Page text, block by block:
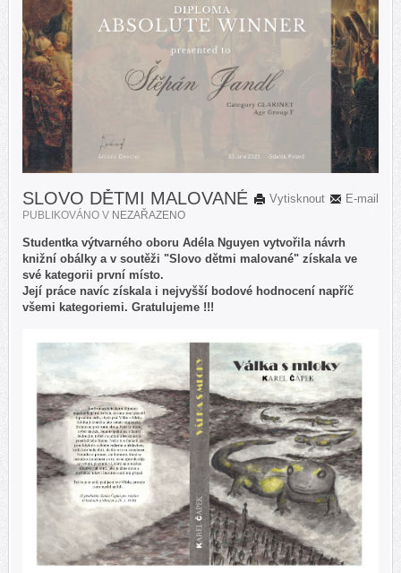
E-mail
Vytisknout
SLOVO DĚTMI MALOVANÉ
PUBLIKOVÁNO V NEZAŘAZENO
Studentka výtvarného oboru Adéla Nguyen vytvořila návrh
knižní obálky a v soutěži "Slovo dětmi malované" získala ve
své kategorii první místo.
Její práce navíc získala i nejvyšší bodové hodnocení napříč
všemi kategoriemi. Gratulujeme !!!